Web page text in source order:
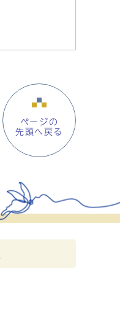
ページの
先頭へ戻る